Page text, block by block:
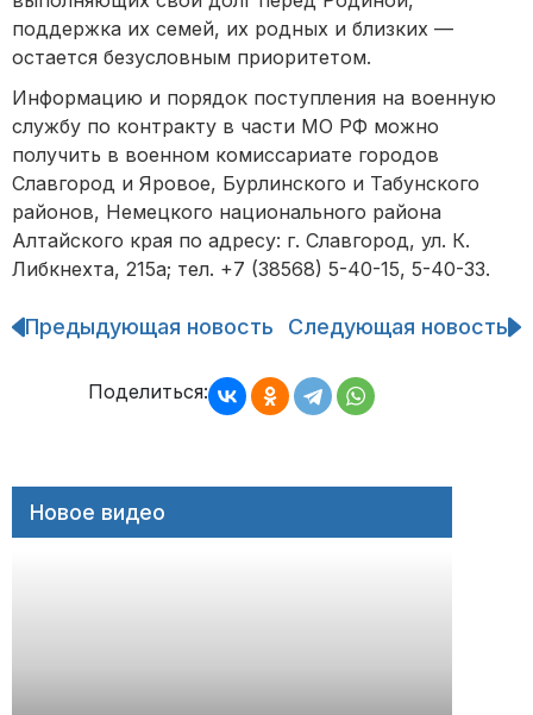
поддержка их семей, их родных и близких —
остается безусловным приоритетом.
Информацию и порядок поступления на военную
службу по контракту в части МО РФ можно
получить в военном комиссариате городов
Славгород и Яровое, Бурлинского и Табунского
районов, Немецкого национального района
Алтайского края по адресу: г. Славгород, ул. К.
Либкнехта, 215а; тел. +7 (38568) 5-40-15, 5-40-33.
Навигация
записям
Предыдующая новость Следующая новость
Поделиться:
Новое видео